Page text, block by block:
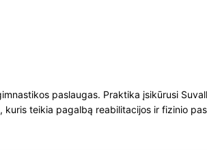
paslaugas. Praktika įsikūrusi
teikia pagalbą reabilitacijos ir fizinio